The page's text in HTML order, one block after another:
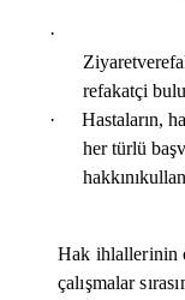
·
Ziyaretve
refakatçi
·
Hastaların,
her türlü
hakkını
Hak ihlallerinin
çalışmalar